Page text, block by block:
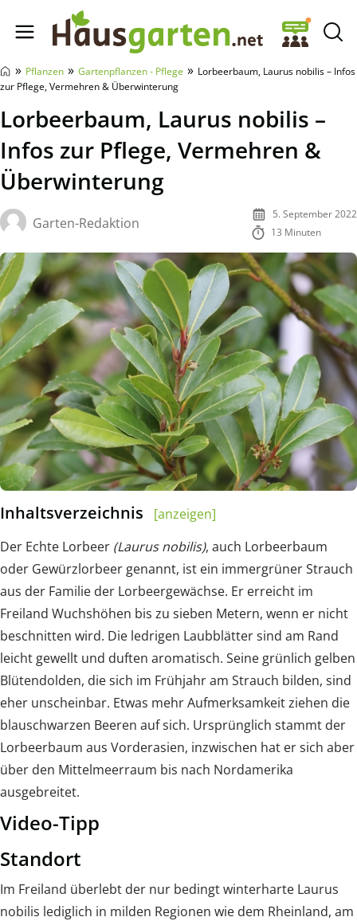
Hausgarten.net
» Pflanzen » Gartenpflanzen - Pflege » Lorbeerbaum, Laurus nobilis – Infos
zur Pflege, Vermehren & Überwinterung
Lorbeerbaum, Laurus nobilis –
Infos zur Pflege, Vermehren &
Überwinterung
Garten-Redaktion
5. September 2022
13 Minuten
Inhaltsverzeichnis
[anzeigen]
Der Echte Lorbeer (Laurus nobilis), auch Lorbeerbaum
oder Gewürzlorbeer genannt, ist ein immergrüner Strauch
aus der Familie der Lorbeergewächse. Er erreicht im
Freiland Wuchshöhen bis zu sieben Metern, wenn er nicht
beschnitten wird. Die ledrigen Laubblätter sind am Rand
leicht gewellt und duften aromatisch. Seine grünlich gelben
Blütendolden, die sich im Frühjahr am Strauch bilden, sind
eher unscheinbar. Etwas mehr Aufmerksamkeit ziehen die
blauschwarzen Beeren auf sich. Ursprünglich stammt der
Lorbeerbaum aus Vorderasien, inzwischen hat er sich aber
über den Mittelmeerraum bis nach Nordamerika
ausgebreitet.
Video-Tipp
Standort
Im Freiland überlebt der nur bedingt winterharte Laurus
nobilis lediglich in milden Regionen wie dem Rheinland, am